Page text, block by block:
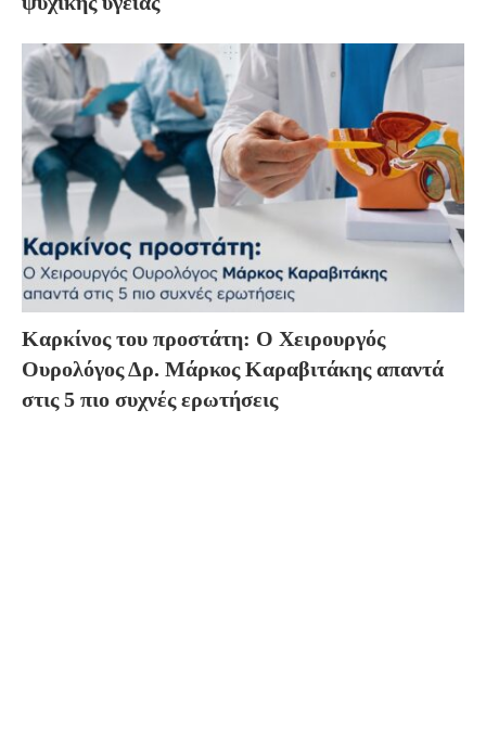
Καρκίνος του προστάτη: Ο Χειρουργός
Ουρολόγος Δρ. Μάρκος Καραβιτάκης απαντά
στις 5 πιο συχνές ερωτήσεις